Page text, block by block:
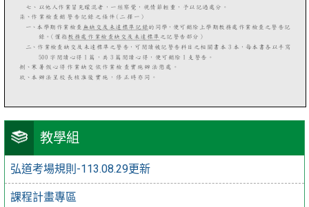
教學組
弘道考場規則-113.08.29更新
課程計畫專區